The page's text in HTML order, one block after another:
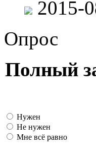
2015-
Опрос
Полный
Нужен
Не нужен
Мне всё равно